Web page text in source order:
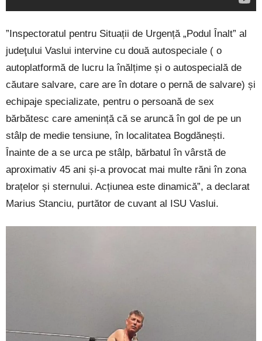
”Inspectoratul pentru Situații de Urgență „Podul Înalt” al
judeţului Vaslui intervine cu două autospeciale ( o
autoplatformă de lucru la înălțime și o autospecială de
căutare salvare, care are în dotare o pernă de salvare) și
echipaje specializate, pentru o persoană de sex
bărbătesc care amenință că se aruncă în gol de pe un
stâlp de medie tensiune, în localitatea Bogdănești.
Înainte de a se urca pe stâlp, bărbatul în vârstă de
aproximativ 45 ani și-a provocat mai multe răni în zona
brațelor și sternului. Acțiunea este dinamică”, a declarat
Marius Stanciu, purtător de cuvant al ISU Vaslui.